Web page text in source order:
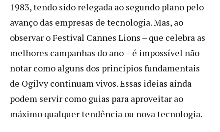
1983, tendo sido relegada ao segundo plano pelo
avanço das empresas de tecnologia. Mas, ao
observar o Festival Cannes Lions – que celebra as
melhores campanhas do ano – é impossível não
notar como alguns dos princípios fundamentais
de Ogilvy continuam vivos. Essas ideias ainda
podem servir como guias para aproveitar ao
máximo qualquer tendência ou nova tecnologia.